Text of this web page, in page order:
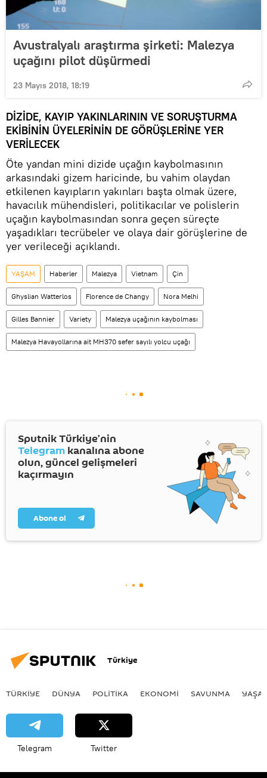
Avustralyalı araştırma şirketi: Malezya
uçağını pilot düşürmedi
23 Mayıs 2018, 18:19
DİZİDE, KAYIP YAKINLARININ VE SORUŞTURMA
EKİBİNİN ÜYELERİNİN DE GÖRÜŞLERİNE YER
VERİLECEK
Öte yandan mini dizide uçağın kaybolmasının
arkasındaki gizem haricinde, bu vahim olaydan
etkilenen kayıpların yakınları başta olmak üzere,
havacılık mühendisleri, politikacılar ve polislerin
uçağın kaybolmasından sonra geçen süreçte
yaşadıkları tecrübeler ve olaya dair görüşlerine de
yer verileceği açıklandı.
YAŞAM Haberler Malezya Vietnam Çin
Ghyslian Watterlos Florence de Changy Nora Melhi
Gilles Bannier Variety Malezya uçağının kaybolması
Malezya Havayollarına ait MH370 sefer sayılı yolcu uçağı
Sputnik Türkiye’nin
Telegram kanalına abone
olun, güncel gelişmeleri
kaçırmayın
Abone ol
Türkiye
TÜRKIYE DÜNYA POLİTİKA EKONOMİ SAVUNMA
Telegram Twitter